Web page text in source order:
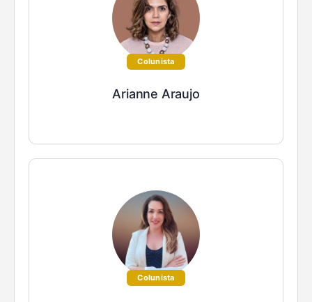
Colunista
Arianne Araujo
Colunista